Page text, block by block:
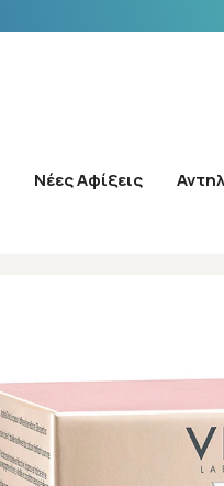
Νέες Αφίξεις